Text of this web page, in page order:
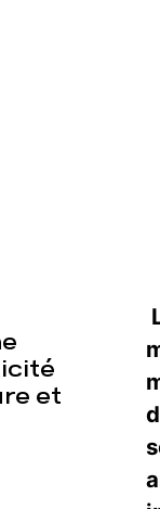
et